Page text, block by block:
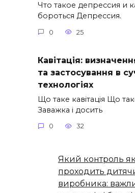
Что такое депрессия и
бороться Депрессия.
0 25
Кавітація:
та застосування в
технологіях
Що таке кавітація Що
Заважка і досить
0 32
Який контроль
проходить
виробника: